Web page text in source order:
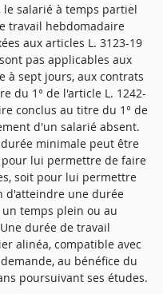
le salarié à temps partiel
travail hebdomadaire
aux articles L. 3123-19
pas applicables aux
à sept jours, aux contrats
du 1° de l'article L. 1242-
conclus au titre du 1° de
d'un salarié absent.
minimale peut être
lui permettre de faire
soit pour lui permettre
d'atteindre une durée
temps plein ou au
durée de travail
alinéa, compatible avec
au bénéfice du
poursuivant ses études.